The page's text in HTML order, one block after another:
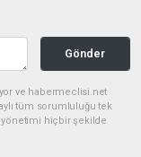
Gönder
ve habermeclisi.net
tüm sorumluluğu tek
yönetimi hiçbir şekilde